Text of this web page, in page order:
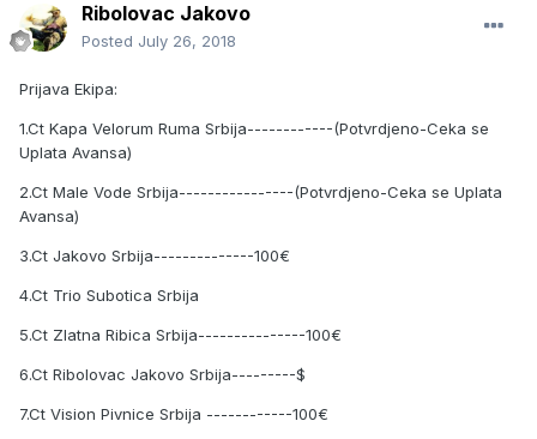
Ribolovac Jakovo
Posted July 26, 2018
Prijava Ekipa:
1.Ct Kapa Velorum Ruma Srbija------------(Potvrdjeno-Ceka se
Uplata Avansa)
2.Ct Male Vode Srbija----------------(Potvrdjeno-Ceka se Uplata
Avansa)
3.Ct Jakovo Srbija--------------100€
4.Ct Trio Subotica Srbija
5.Ct Zlatna Ribica Srbija---------------100€
6.Ct Ribolovac Jakovo Srbija---------$
7.Ct Vision Pivnice Srbija ------------100€